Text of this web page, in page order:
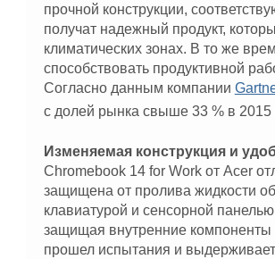
прочной конструкции,
получат надежный продукт,
климатических зонах. В то же
способствовать продуктивной
Согласно данным компании
с долей рынка свыше 33 % в 2015
Изменяемая конструкция и
Chromebook 14 for Work от Acer
защищена от пролива жидкости
клавиатурой и сенсорной
защищая внутренние компоненты
прошел испытания и